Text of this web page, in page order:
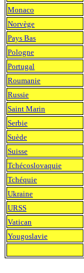
Monaco
Norvège
Pays Bas
Pologne
Portugal
Roumanie
Russie
Saint Marin
Serbie
Suède
Suisse
Tchécoslovaquie
Tchéquie
Ukraine
URSS
Vatican
Yougoslavie